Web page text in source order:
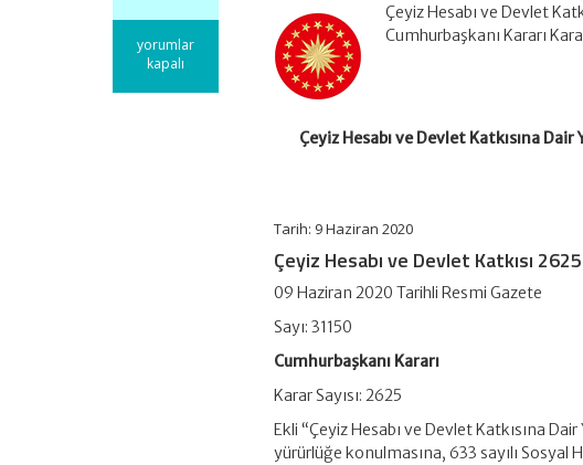
Çeyiz
Hesabı
yorumlar
kapalı
Çeyiz Hesabı ve Devlet
Cumhurbaşkanı Kararı
Çeyiz Hesabı ve Devlet Katkısına
Tarih: 9 Haziran 2020
Çeyiz Hesabı ve Devlet Katkısı 2625
09 Haziran 2020 Tarihli Resmi Gazete
Sayı: 31150
Cumhurbaşkanı Kararı
Karar Sayısı: 2625
Ekli “Çeyiz Hesabı ve Devlet Katkısına
yürürlüğe konulmasına, 633 sayılı Sosyal